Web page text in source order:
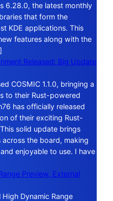
6.28.0, the latest monthly
that form the
KDE applications. This
features along with the
Released: Big Update
COSMIC 1.1.0, bringing a
to their Rust-powered
has officially released
of their exciting Rust-
solid update brings
the board, making
enjoyable to use. I have
Preview, External
Dynamic Range